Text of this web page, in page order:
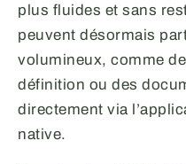
plus fluides et sans
peuvent désormais
volumineux, comme
définition ou des
directement via
native.